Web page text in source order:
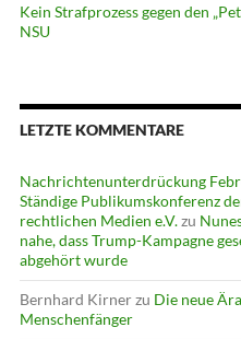
Kein Strafprozess gegen den
NSU
LETZTE KOMMENTARE
Nachrichtenunterdrückung
Ständige Publikumskonferenz
rechtlichen Medien e.V.zu
nahe, dass Trump-Kampagne
abgehört wurde
Bernhard Kirnerzu Die neue
Menschenfänger